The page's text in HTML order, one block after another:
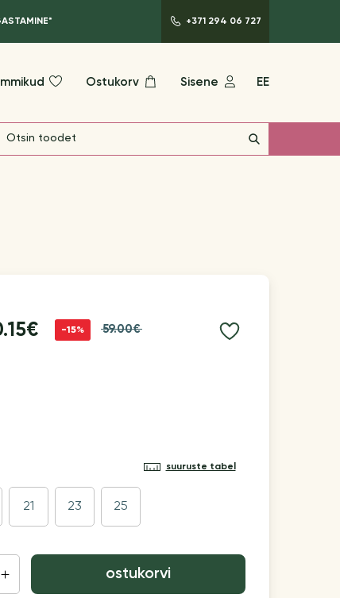
+371 294 06 727
Ostukorv Sisene EE
-15% 59.00€
suuruste tabel
21 23 25
ostukorvi